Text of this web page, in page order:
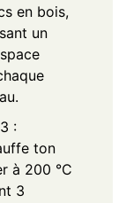
en bois,
un
:
ton
à 200 °C
3